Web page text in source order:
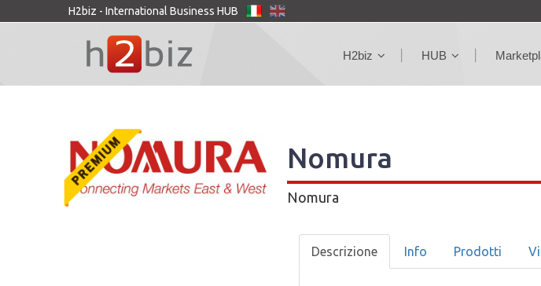
H2biz - International Business HUB
H2biz HUB
Nomura
Nomura
Descrizione Info Prodotti